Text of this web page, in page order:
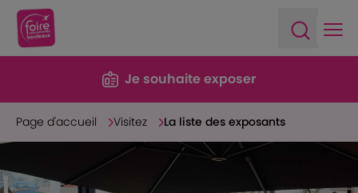
Je souhaite exposer
Page d'accueil Visitez La liste des exposants